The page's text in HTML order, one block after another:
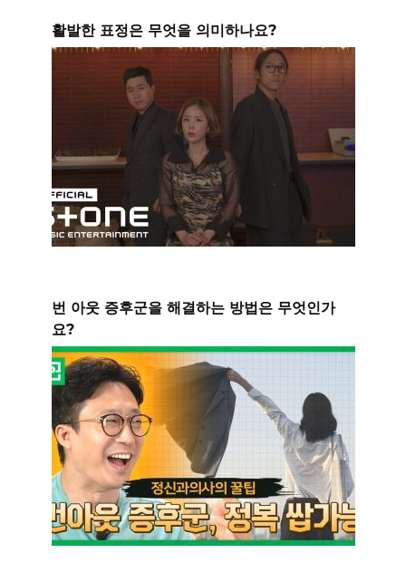
활발한 표정은 무엇을 의미하나요?
번 아웃 증후군을 해결하는 방법은 무엇인가
요?